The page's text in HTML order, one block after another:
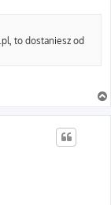
to dostaniesz od